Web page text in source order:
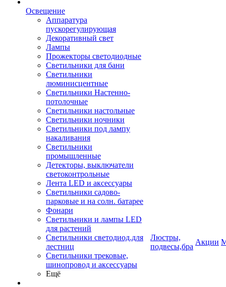
Освещение
Аппаратура
пускорегулирующая
Декоративный свет
Лампы
Прожекторы светодиодные
Светильники для бани
Светильники
люминисцентные
Светильники Настенно-
потолочные
Светильники настольные
Светильники ночники
Светильники под лампу
накаливания
Светильники
промышленные
Детекторы, выключатели
светоконтрольные
Лента LED и аксессуары
Светильники садово-
парковые и на солн. батарее
Фонари
Светильники и лампы LED
для растений
Светильники светодиод.для
лестниц
Светильники трековые,
шинопровод и аксессуары
Ещё
Люстры,
подвесы,бра
Акции